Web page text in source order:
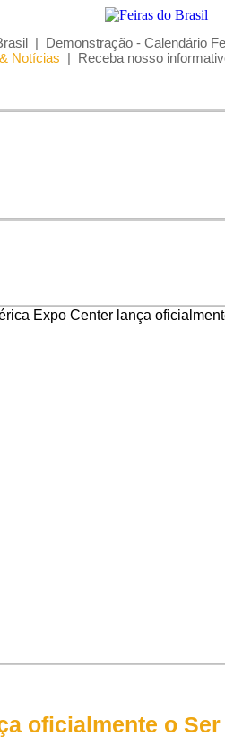
| Demonstração - Calendário
Notícias | Receba nosso
oficialmente o